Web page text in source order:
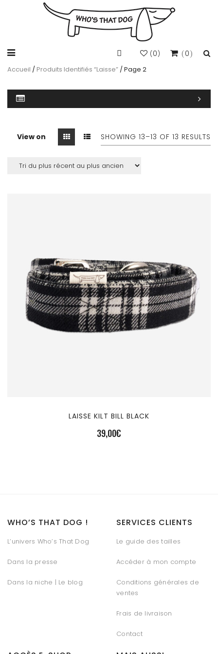
0
(0)
Accueil / Produits Identifiés “laisse” / Page 2
View on SHOWING 13–13 OF 13 RESULTS
LAISSE KILT BILL BLACK
39,00€
WHO’S THAT DOG !
L’univers Who’s That Dog
Dans la presse
Dans la niche | Le blog
SERVICES CLIENTS
Le guide des tailles
Accéder à mon compte
Conditions générales de
ventes
Frais de livraison
Contact